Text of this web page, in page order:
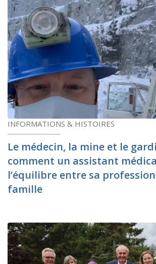
INFORMATIONS & HISTOIRES
Le médecin, la mine et le
comment un assistant
l’équilibre entre sa
famille